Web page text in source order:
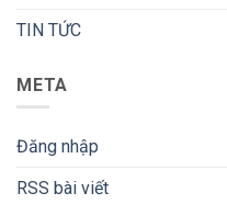
TIN TỨC
META
Đăng nhập
RSS bài viết